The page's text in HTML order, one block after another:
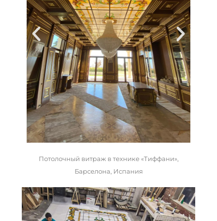
Потолочный витраж в технике «Тиффани»,
Барселона, Испания